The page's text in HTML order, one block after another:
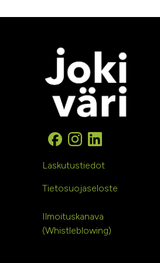
Laskutustiedot
Tietosuojaseloste
Ilmoituskanava
(Whistleblowing)